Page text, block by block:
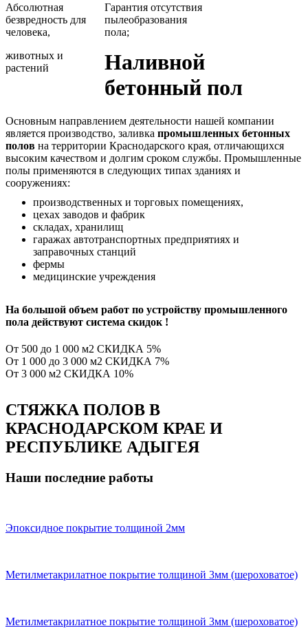
Абсолютная
безвредность для
человека,
животных и
растений
Гарантия отсутствия
пылеобразования
пола;
Наливной
бетонный пол
Основным направлением деятельности нашей компании
является производство, заливка промышленных бетонных
полов на территории Краснодарского края, отличающихся
высоким качеством и долгим сроком службы. Промышленные
полы применяются в следующих типах зданиях и
сооружениях:
производственных и торговых помещениях,
цехах заводов и фабрик
складах, хранилищ
гаражах автотранспортных предприятиях и
заправочных станций
фермы
медицинские учреждения
На большой объем работ по устройству промышленного
пола действуют система скидок !
От 500 до 1 000 м2 СКИДКА 5%
От 1 000 до 3 000 м2 СКИДКА 7%
От 3 000 м2 СКИДКА 10%
СТЯЖКА ПОЛОВ В
КРАСНОДАРСКОМ КРАЕ И
РЕСПУБЛИКЕ АДЫГЕЯ
Наши последние работы
Эпоксидное покрытие толщиной 2мм
Метилметакрилатное покрытие толщиной 3мм (шероховатое)
Метилметакрилатное покрытие толщиной 3мм (шероховатое)